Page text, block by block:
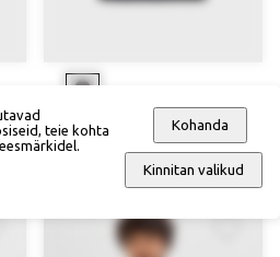
Mahepuuvillane T-särk
28,90 €
teie kohta
Kohanda
Kinnitan valikud